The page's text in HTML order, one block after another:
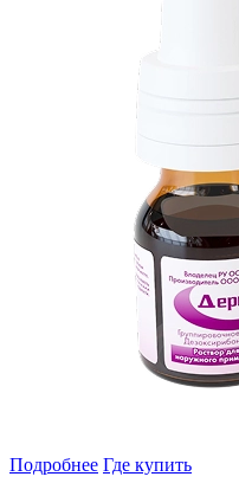
Подробнее Где купить